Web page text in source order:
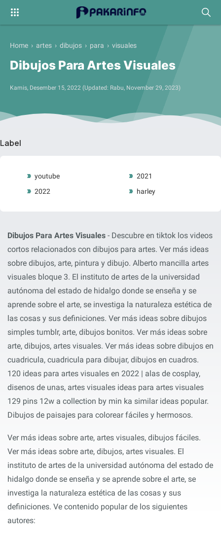
Label
youtube
2021
2022
harley
Home › artes › dibujos › para › visuales
Dibujos Para Artes Visuales
Kamis, Desember 15, 2022 (Updated: Rabu, November 29, 2023)
Dibujos Para Artes Visuales - Descubre en tiktok los videos
cortos relacionados con dibujos para artes. Ver más ideas
sobre dibujos, arte, pintura y dibujo. Alberto mancilla artes
visuales bloque 3. El instituto de artes de la universidad
autónoma del estado de hidalgo donde se enseña y se
aprende sobre el arte, se investiga la naturaleza estética de
las cosas y sus definiciones. Ver más ideas sobre dibujos
simples tumblr, arte, dibujos bonitos. Ver más ideas sobre
arte, dibujos, artes visuales. Ver más ideas sobre dibujos en
cuadricula, cuadricula para dibujar, dibujos en cuadros.
120 ideas para artes visuales en 2022 | alas de cosplay,
disenos de unas, artes visuales ideas para artes visuales
129 pins 12w a collection by min ka similar ideas popular.
Dibujos de paisajes para colorear fáciles y hermosos.
Ver más ideas sobre arte, artes visuales, dibujos fáciles.
Ver más ideas sobre arte, dibujos, artes visuales. El
instituto de artes de la universidad autónoma del estado de
hidalgo donde se enseña y se aprende sobre el arte, se
investiga la naturaleza estética de las cosas y sus
definiciones. Ve contenido popular de los siguientes
autores: